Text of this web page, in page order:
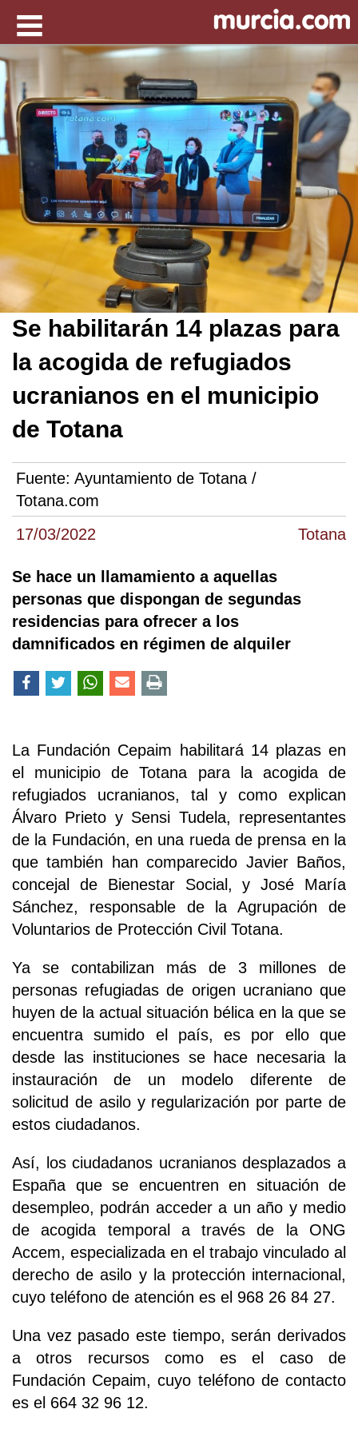
17/03/2022 Totana
Se habilitarán 14 plazas para
la acogida de refugiados
ucranianos en el municipio
de Totana
Fuente: Ayuntamiento de Totana /
Totana.com
Se hace un llamamiento a aquellas
personas que dispongan de segundas
residencias para ofrecer a los
damnificados en régimen de alquiler
La Fundación Cepaim habilitará 14 plazas en
el municipio de Totana para la acogida de
refugiados ucranianos, tal y como explican
Álvaro Prieto y Sensi Tudela, representantes
de la Fundación, en una rueda de prensa en la
que también han comparecido Javier Baños,
concejal de Bienestar Social, y José María
Sánchez, responsable de la Agrupación de
Voluntarios de Protección Civil Totana.
Ya se contabilizan más de 3 millones de
personas refugiadas de origen ucraniano que
huyen de la actual situación bélica en la que se
encuentra sumido el país, es por ello que
desde las instituciones se hace necesaria la
instauración de un modelo diferente de
solicitud de asilo y regularización por parte de
estos ciudadanos.
Así, los ciudadanos ucranianos desplazados a
España que se encuentren en situación de
desempleo, podrán acceder a un año y medio
de acogida temporal a través de la ONG
Accem, especializada en el trabajo vinculado al
derecho de asilo y la protección internacional,
cuyo teléfono de atención es el 968 26 84 27.
Una vez pasado este tiempo, serán derivados
a otros recursos como es el caso de
Fundación Cepaim, cuyo teléfono de contacto
es el 664 32 96 12.